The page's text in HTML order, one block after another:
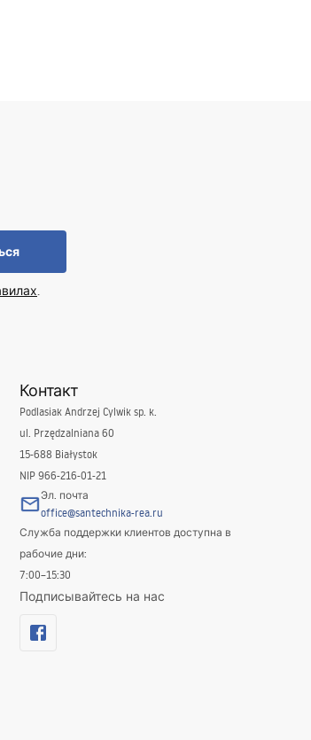
.
Контакт
Podlasiak Andrzej Cylwik sp. k.
ul. Przędzalniana 60
15-688 Białystok
NIP 966-216-01-21
Эл. почта
office@santechnika-rea.ru
Служба поддержки клиентов доступна в
рабочие дни:
7:00–15:30
Подписывайтесь на нас